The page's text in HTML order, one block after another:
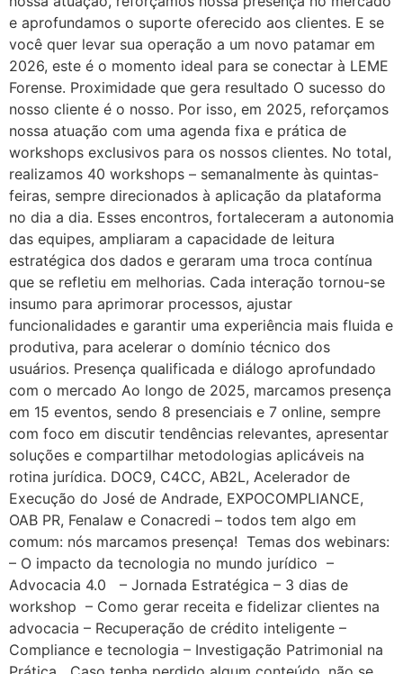
e aprofundamos o suporte oferecido aos clientes. E se
você quer levar sua operação a um novo patamar em
2026, este é o momento ideal para se conectar à LEME
Forense. Proximidade que gera resultado O sucesso do
nosso cliente é o nosso. Por isso, em 2025, reforçamos
nossa atuação com uma agenda fixa e prática de
workshops exclusivos para os nossos clientes. No total,
realizamos 40 workshops – semanalmente às quintas-
feiras, sempre direcionados à aplicação da plataforma
no dia a dia. Esses encontros, fortaleceram a autonomia
das equipes, ampliaram a capacidade de leitura
estratégica dos dados e geraram uma troca contínua
que se refletiu em melhorias. Cada interação tornou-se
insumo para aprimorar processos, ajustar
funcionalidades e garantir uma experiência mais fluida e
produtiva, para acelerar o domínio técnico dos
usuários. Presença qualificada e diálogo aprofundado
com o mercado Ao longo de 2025, marcamos presença
em 15 eventos, sendo 8 presenciais e 7 online, sempre
com foco em discutir tendências relevantes, apresentar
soluções e compartilhar metodologias aplicáveis na
rotina jurídica. DOC9, C4CC, AB2L, Acelerador de
Execução do José de Andrade, EXPOCOMPLIANCE,
OAB PR, Fenalaw e Conacredi – todos tem algo em
comum: nós marcamos presença! Temas dos webinars:
– O impacto da tecnologia no mundo jurídico –
Advocacia 4.0 – Jornada Estratégica – 3 dias de
workshop – Como gerar receita e fidelizar clientes na
advocacia – Recuperação de crédito inteligente –
Compliance e tecnologia – Investigação Patrimonial na